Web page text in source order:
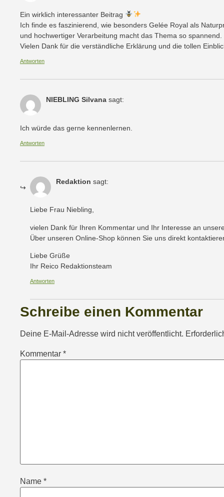
Ein wirklich interessanter Beitrag
Ich finde es faszinierend, wie besonders Gelée Royal als
und hochwertiger Verarbeitung macht das Thema so spannend.
Vielen Dank für die verständliche Erklärung und die tollen
Antworten
NIEBLING Silvana sagt:
Ich würde das gerne kennenlernen.
Antworten
Redaktion sagt:
Liebe Frau Niebling,
vielen Dank für Ihren Kommentar und Ihr Interesse an
Über unseren Online-Shop können Sie uns direkt
Liebe Grüße
Ihr Reico Redaktionsteam
Antworten
Schreibe einen Kommentar
Deine E-Mail-Adresse wird nicht veröffentlicht.
Kommentar *
Name *